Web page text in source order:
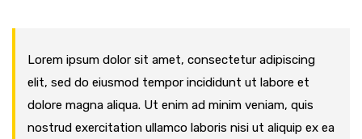
Lorem ipsum dolor sit amet, consectetur adipiscing
elit, sed do eiusmod tempor incididunt ut labore et
dolore magna aliqua. Ut enim ad minim veniam, quis
nostrud exercitation ullamco laboris nisi ut aliquip ex ea